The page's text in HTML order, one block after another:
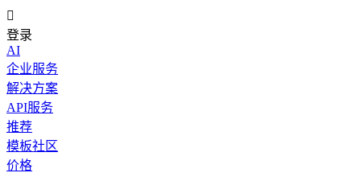

登录
AI
企业服务
解决方案
API服务
推荐
模板社区
价格